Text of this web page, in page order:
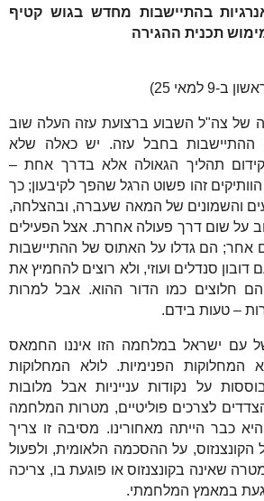
בהתיישבות מחדש בגוש קטיף
תכנית ההגירה
9 למאי 25)
של צה"ל השבוע ברצועת עזה העלה שוב
ההתיישבות בחבל עזה. יש כאלה שלא
תהליך הגאולה אלא בדרך אחת –
זהו פשוט הרגל שהפך לקיבעון; כך
והשמונים של המאה שעברה, ובהצלחה,
על שום דרך פעולה אחרת. אצל הפעילים
אחר; הם גדלו על האתוס של ההתיישבות
סנדלים ועוזי, ולא רוצים להחמיץ את
חלוצים כמו הדור ההוא. אבל למרות
– טעות בידם.
עם ישראל במלחמה הזו איננו החמאס
המחלוקות הפנימיות. לולא המחלוקות
על נקודות ענייניות אבל מלובות
לצרכים פוליטיים, מטרות המלחמה
כבר הייתה מאחורינו. מסיבה זו צריך
על ההסכמה הלאומית, ולפעול
שאינה בקונצנזוס או פוגעת בו, צריכה
במאמץ המלחמתי.